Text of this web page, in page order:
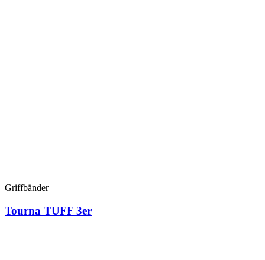
Griffbänder
Tourna TUFF 3er